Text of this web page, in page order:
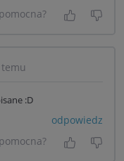
Tak, była
Nie
:D
odpowiedz
Tak, była
Nie